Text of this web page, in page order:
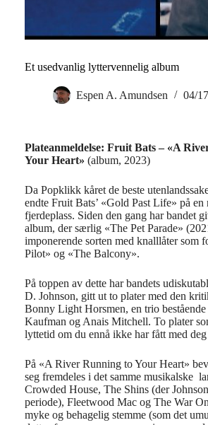
Et usedvanlig lyttervennelig album
Espen A. Amundsen 04/
Plateanmeldelse: Fruit Bats – «A
Your Heart» (album, 2023)
Da Popklikk kåret de beste
endte Fruit Bats’ «Gold Past Life» på en
fjerdeplass. Siden den gang har bandet
album, der særlig «The Pet Parade»
imponerende sorten med knalllåter som
Pilot» og «The Balcony».
På toppen av dette har bandets
D. Johnson, gitt ut to plater med den
Bonny Light Horsmen, en trio bestående
Kaufman og Anais Mitchell. To plater
lyttetid om du ennå ikke har fått med deg
På «A River Running to Your Heart»
seg fremdeles i det samme musikalske
Crowded House, The Shins (der
periode), Fleetwood Mac og The War
myke og behagelig stemme (som det